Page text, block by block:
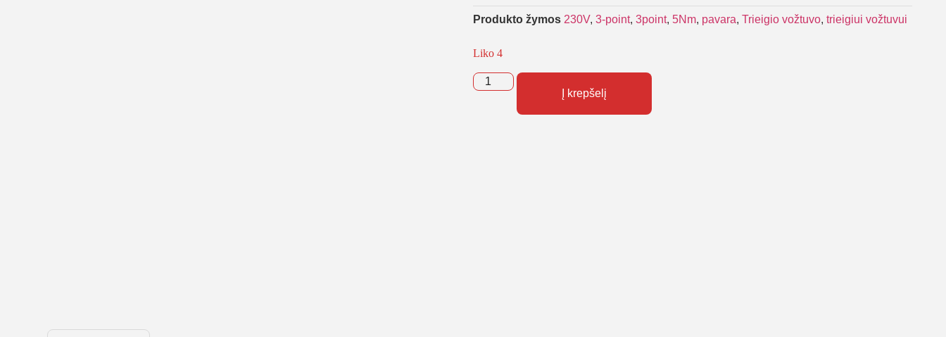
Produkto žymos 230V, 3-point, 3point, 5Nm, pavara, Trieigio vožtuvo, trieigiui vožtuvui
Liko 4
Į krepšelį